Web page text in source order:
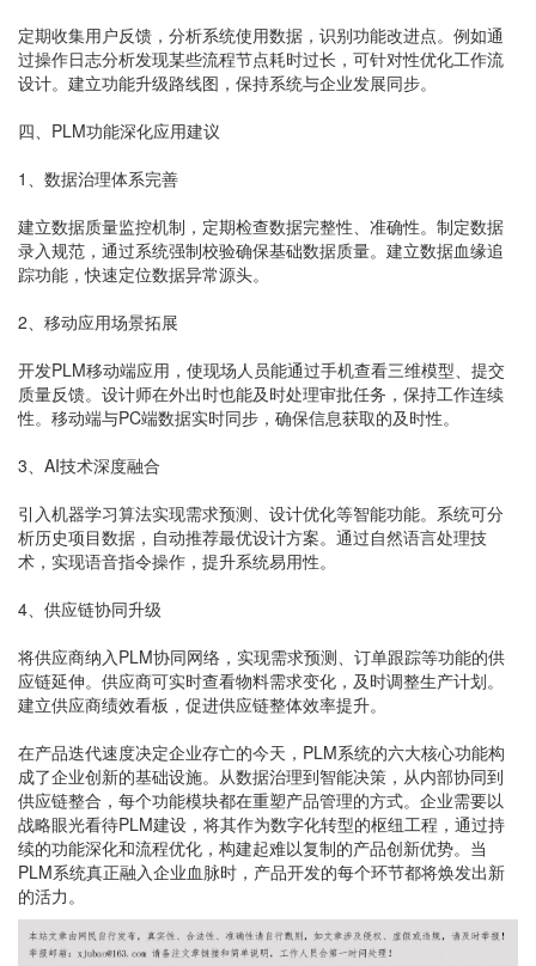
定期收集用户反馈，分析系统使用数据，识别功能改进点。例如通
过操作日志分析发现某些流程节点耗时过长，可针对性优化工作流
设计。建立功能升级路线图，保持系统与企业发展同步。
四、PLM功能深化应用建议
1、数据治理体系完善
建立数据质量监控机制，定期检查数据完整性、准确性。制定数据
录入规范，通过系统强制校验确保基础数据质量。建立数据血缘追
踪功能，快速定位数据异常源头。
2、移动应用场景拓展
开发PLM移动端应用，使现场人员能通过手机查看三维模型、提交
质量反馈。设计师在外出时也能及时处理审批任务，保持工作连续
性。移动端与PC端数据实时同步，确保信息获取的及时性。
3、AI技术深度融合
引入机器学习算法实现需求预测、设计优化等智能功能。系统可分
析历史项目数据，自动推荐最优设计方案。通过自然语言处理技
术，实现语音指令操作，提升系统易用性。
4、供应链协同升级
将供应商纳入PLM协同网络，实现需求预测、订单跟踪等功能的供
应链延伸。供应商可实时查看物料需求变化，及时调整生产计划。
建立供应商绩效看板，促进供应链整体效率提升。
在产品迭代速度决定企业存亡的今天，PLM系统的六大核心功能构
成了企业创新的基础设施。从数据治理到智能决策，从内部协同到
供应链整合，每个功能模块都在重塑产品管理的方式。企业需要以
战略眼光看待PLM建设，将其作为数字化转型的枢纽工程，通过持
续的功能深化和流程优化，构建起难以复制的产品创新优势。当
PLM系统真正融入企业血脉时，产品开发的每个环节都将焕发出新
的活力。